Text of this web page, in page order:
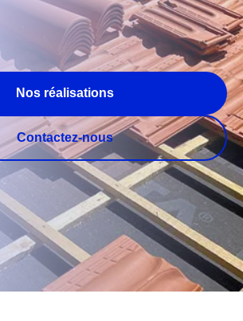
Nos réalisations
Contactez-nous